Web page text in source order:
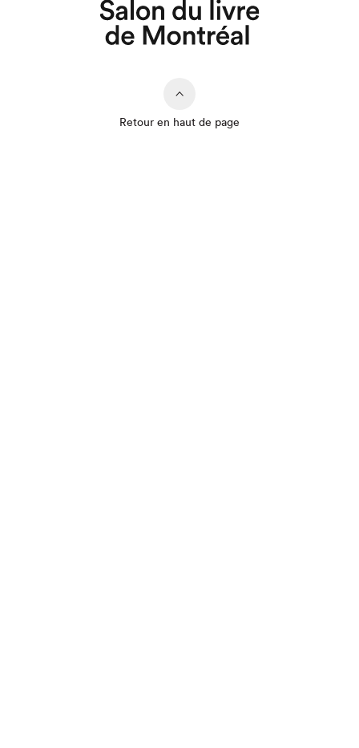
Retour en haut de page